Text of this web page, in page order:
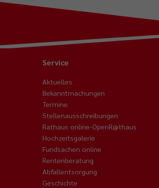
Service
Aktuelles
Bekanntmachungen
Termine
Stellenausschreibungen
Rathaus online-OpenR@thaus
Hochzeitsgalerie
Fundsachen online
Rentenberatung
Abfallentsorgung
Geschichte